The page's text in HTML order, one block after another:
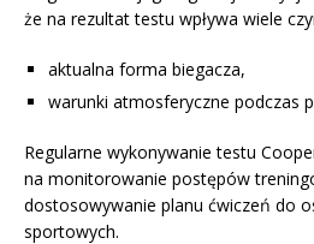
że na rezultat testu wpływa wiele
aktualna forma biegacza,
warunki atmosferyczne podczas
Regularne wykonywanie testu
na monitorowanie postępów
dostosowywanie planu ćwiczeń do
sportowych.